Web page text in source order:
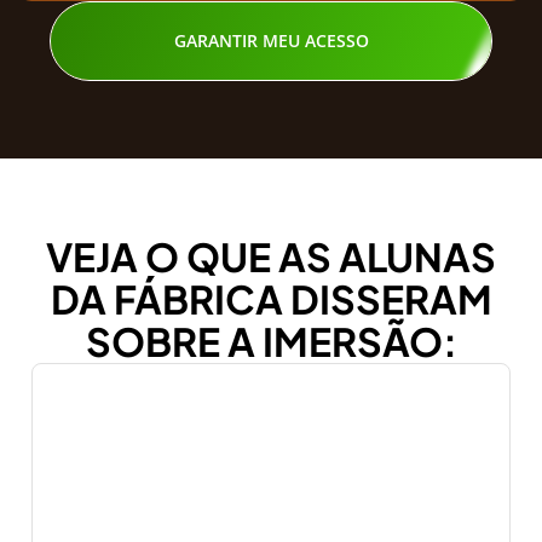
GARANTIR MEU ACESSO
VEJA O QUE AS ALUNAS
DA FÁBRICA DISSERAM
SOBRE A IMERSÃO: